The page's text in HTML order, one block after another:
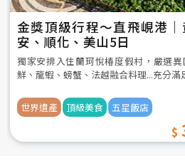
金獎頂級行程～直飛峴港
安、順化、美山5日
獨家安排入住蘭珂悅椿度假村，嚴選
鮮、龍蝦、螃蟹、法越融合料理...充分滿
世界遺產 頂級美食 五星飯店